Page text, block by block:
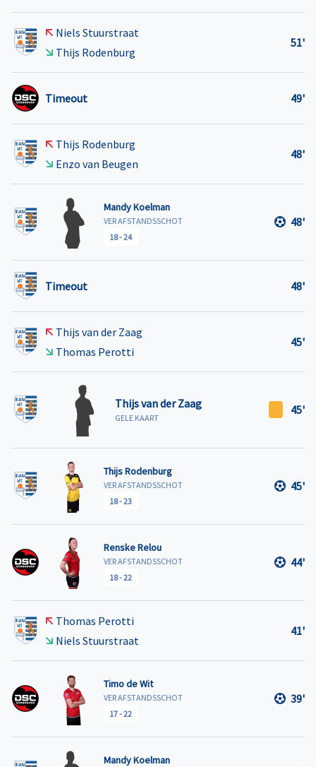
Niels Stuurstraat
Thijs Rodenburg
51'
Timeout 49'
Thijs Rodenburg
Enzo van Beugen
48'
Mandy Koelman
VER AFSTANDSSCHOT
18-24
48'
Timeout 48'
Thijs van der Zaag
Thomas Perotti
45'
Thijs van der Zaag
GELE KAART
45'
Thijs Rodenburg
VER AFSTANDSSCHOT
18-23
45'
Renske Relou
VER AFSTANDSSCHOT
18-22
44'
Thomas Perotti
Niels Stuurstraat
41'
Timo de Wit
VER AFSTANDSSCHOT
17-22
39'
Mandy Koelman